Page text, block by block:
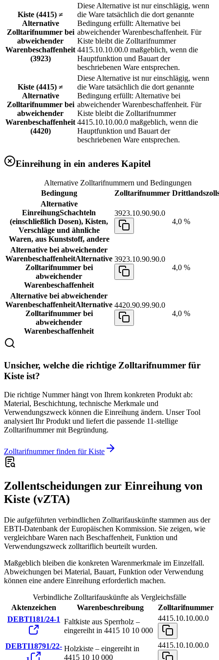
Kiste (4415) ≠
Alternative
Zolltarifnummer bei
abweichender
Warenbeschaffenheit
(3923)
Diese Alternative ist nur einschlägig, wenn
die Ware tatsächlich die dort genannte
Bedingung erfüllt: Alternative bei
abweichender Warenbeschaffenheit. Für
Kiste bleibt die Zolltarifnummer
4415.10.10.00.0 maßgeblich, wenn die
Hauptfunktion und Bauart der
beschriebenen Ware entsprechen.
Kiste (4415) ≠
Alternative
Zolltarifnummer bei
abweichender
Warenbeschaffenheit
(4420)
Diese Alternative ist nur einschlägig, wenn
die Ware tatsächlich die dort genannte
Bedingung erfüllt: Alternative bei
abweichender Warenbeschaffenheit. Für
Kiste bleibt die Zolltarifnummer
4415.10.10.00.0 maßgeblich, wenn die
Hauptfunktion und Bauart der
beschriebenen Ware entsprechen.
Einreihung in ein anderes Kapitel
Alternative Zolltarifnummern und Bedingungen
Bedingung
Zolltarifnummer
Alternative
EinreihungSchachteln
(einschließlich Dosen), Kisten,
Verschläge und ähnliche
Waren, aus Kunststoff, andere
3923.10.90.90.0
4,0 %
Alternative bei abweichender
WarenbeschaffenheitAlternative
Zolltarifnummer bei
abweichender
Warenbeschaffenheit
3923.10.90.90.0
4,0 %
Alternative bei abweichender
WarenbeschaffenheitAlternative
Zolltarifnummer bei
abweichender
Warenbeschaffenheit
4420.90.99.90.0
4,0 %
Unsicher, welche die richtige Zolltarifnummer für
Kiste ist?
Die richtige Nummer hängt von Ihrem konkreten Produkt ab:
Material, Beschichtung, technische Merkmale und
Verwendungszweck können die Einreihung ändern. Unser Tool
analysiert Ihr Produkt und liefert die passende 11-stellige
Zolltarifnummer mit Begründung.
Zolltarifnummer finden für Kiste
Zollentscheidungen zur Einreihung von
Kiste (vZTA)
Die aufgeführten verbindlichen Zolltarifauskünfte stammen aus der
EBTI-Datenbank der Europäischen Kommission. Sie zeigen, wie
vergleichbare Waren nach Beschaffenheit, Funktion und
Verwendungszweck zolltariflich beurteilt wurden.
Maßgeblich bleiben die konkreten Warenmerkmale im Einzelfall.
Abweichungen bei Material, Bauart, Funktion oder Verwendung
können eine andere Einreihung erforderlich machen.
Verbindliche Zolltarifauskünfte als Vergleichsfälle
Aktenzeichen
Warenbeschreibung
Zolltarifnummer
DEBTI181/24-1 Faltkiste aus Sperrholz –
eingereiht in 4415 10 10 000
4415.10.10.00.0
DEBTI18791/22- Holzkiste – eingereiht in
4415 10 10 000
4415.10.10.00.0